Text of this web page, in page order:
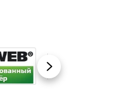
Вперед